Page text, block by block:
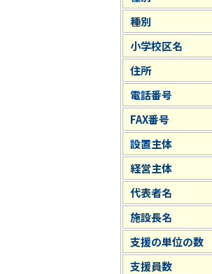
種別
小学校区名
住所
電話番号
FAX番号
設置主体
経営主体
代表者名
施設長名
支援の単位の数
支援員数